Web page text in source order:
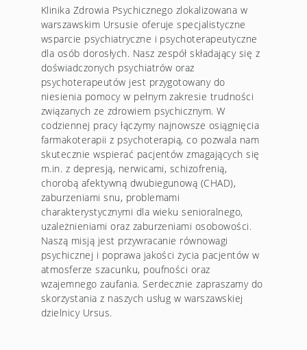
Klinika Zdrowia Psychicznego zlokalizowana w
warszawskim Ursusie oferuje specjalistyczne
wsparcie psychiatryczne i psychoterapeutyczne
dla osób dorosłych. Nasz zespół składający się z
doświadczonych psychiatrów oraz
psychoterapeutów jest przygotowany do
niesienia pomocy w pełnym zakresie trudności
związanych ze zdrowiem psychicznym. W
codziennej pracy łączymy najnowsze osiągnięcia
farmakoterapii z psychoterapią, co pozwala nam
skutecznie wspierać pacjentów zmagających się
m.in. z depresją, nerwicami, schizofrenią,
chorobą afektywną dwubiegunową (CHAD),
zaburzeniami snu, problemami
charakterystycznymi dla wieku senioralnego,
uzależnieniami oraz zaburzeniami osobowości.
Naszą misją jest przywracanie równowagi
psychicznej i poprawa jakości życia pacjentów w
atmosferze szacunku, poufności oraz
wzajemnego zaufania. Serdecznie zapraszamy do
skorzystania z naszych usług w warszawskiej
dzielnicy Ursus.